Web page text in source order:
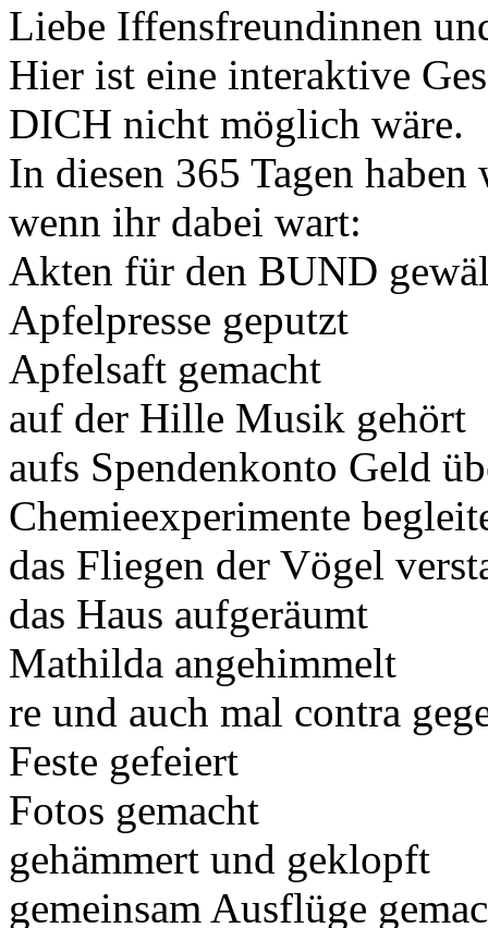
Liebe Iffensfreundinnen
Hier ist eine interaktive
DICH nicht möglich wäre.
In diesen 365 Tagen
wenn ihr dabei wart:
Akten für den BUND
Apfelpresse geputzt
Apfelsaft gemacht
auf der Hille Musik gehört
aufs Spendenkonto Geld
Chemieexperimente
das Fliegen der Vögel
das Haus aufgeräumt
Mathilda angehimmelt
re und auch mal contra
Feste gefeiert
Fotos gemacht
gehämmert und geklopft
gemeinsam Ausflüge